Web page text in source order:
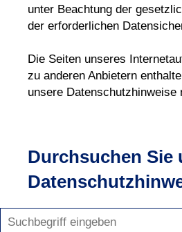
unter Beachtung der
der erforderlichen
Die Seiten unseres
zu anderen Anbietern
unsere Datenschutzhinweise
Durchsuchen Sie